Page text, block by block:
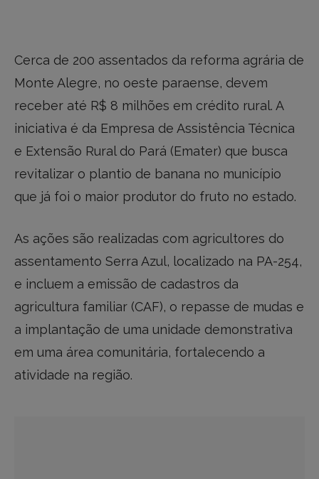
Cerca de 200 assentados da reforma agrária de
Monte Alegre, no oeste paraense, devem
receber até R$ 8 milhões em crédito rural. A
iniciativa é da Empresa de Assistência Técnica
e Extensão Rural do Pará (Emater) que busca
revitalizar o plantio de banana no município
que já foi o maior produtor do fruto no estado.
As ações são realizadas com agricultores do
assentamento Serra Azul, localizado na PA-254,
e incluem a emissão de cadastros da
agricultura familiar (CAF), o repasse de mudas e
a implantação de uma unidade demonstrativa
em uma área comunitária, fortalecendo a
atividade na região.